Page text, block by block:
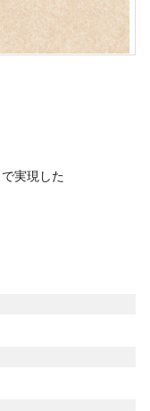
実現した